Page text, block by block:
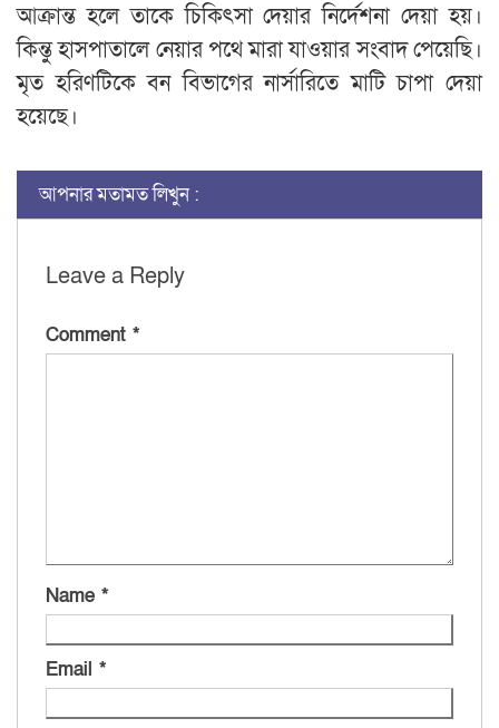
আক্রান্ত হলে তাকে চিকিৎসা দেয়ার নির্দেশনা দেয়া হয়।
কিন্তু হাসপাতালে নেয়ার পথে মারা যাওয়ার সংবাদ পেয়েছি।
মৃত হরিণটিকে বন বিভাগের নার্সারিতে মাটি চাপা দেয়া
হয়েছে।
আপনার মতামত লিখুন :
Leave a Reply
Comment *
Name *
Email *